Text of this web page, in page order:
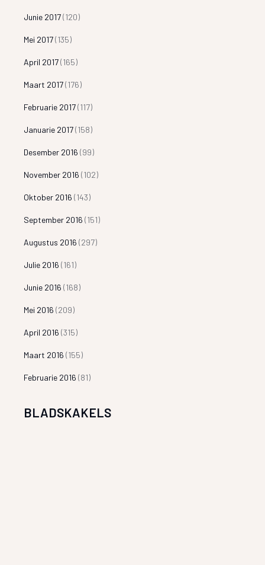
Junie 2017(120)
Mei 2017(135)
April 2017(165)
Maart 2017(176)
Februarie 2017(117)
Januarie 2017(158)
Desember 2016 (99)
November 2016 (102)
Oktober 2016 (143)
September 2016 (151)
Augustus 2016 (297)
Julie 2016 (161)
Junie 2016 (168)
Mei 2016 (209)
April 2016 (315)
Maart 2016 (155)
Februarie 2016 (81)
BLADSKAKELS